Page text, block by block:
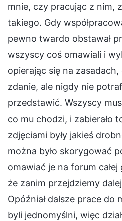
mnie, czy pracując z nim,
takiego. Gdy
pewno twardo obstawał
wszyscy coś omawiali i
opierając się na zasadach,
zdanie, ale nigdy nie
przedstawić. Wszyscy
co mu chodzi, i zabierało
zdjęciami były jakieś
można było skorygować
omawiać je na forum całej
że zanim przejdziemy
Opóźniał dalsze prace do
byli jednomyślni, więc